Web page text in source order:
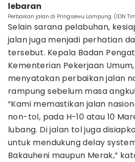
lebaran
Perbaikan jalan di Pringsewu Lampung. (IDN
Selain sarana pelabuhan,
jalan juga menjadi perhatian
tersebut. Kepala Badan
Kementerian Pekerjaan
menyatakan perbaikan jalan
rampung sebelum masa
“Kami memastikan jalan
non-tol, pada H-10 atau 10
lubang. Di jalan tol juga
untuk mendukung delay
Bakauheni maupun Merak,”